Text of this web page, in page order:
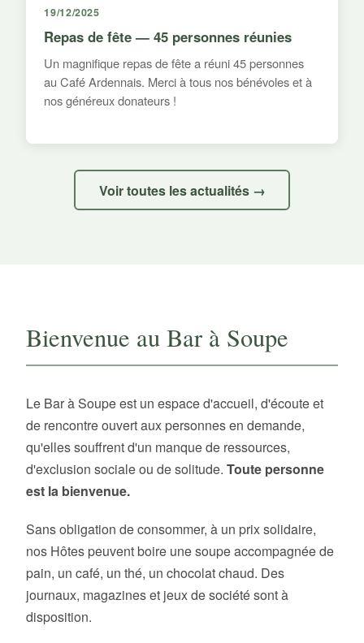
19/12/2025
Repas de fête — 45 personnes réunies
Un magnifique repas de fête a réuni 45 personnes
au Café Ardennais. Merci à tous nos bénévoles et à
nos généreux donateurs !
Voir toutes les actualités →
Bienvenue au Bar à Soupe
Le Bar à Soupe est un espace d'accueil, d'écoute et
de rencontre ouvert aux personnes en demande,
qu'elles souffrent d'un manque de ressources,
d'exclusion sociale ou de solitude. Toute personne
est la bienvenue.
Sans obligation de consommer, à un prix solidaire,
nos Hôtes peuvent boire une soupe accompagnée de
pain, un café, un thé, un chocolat chaud. Des
journaux, magazines et jeux de société sont à
disposition.